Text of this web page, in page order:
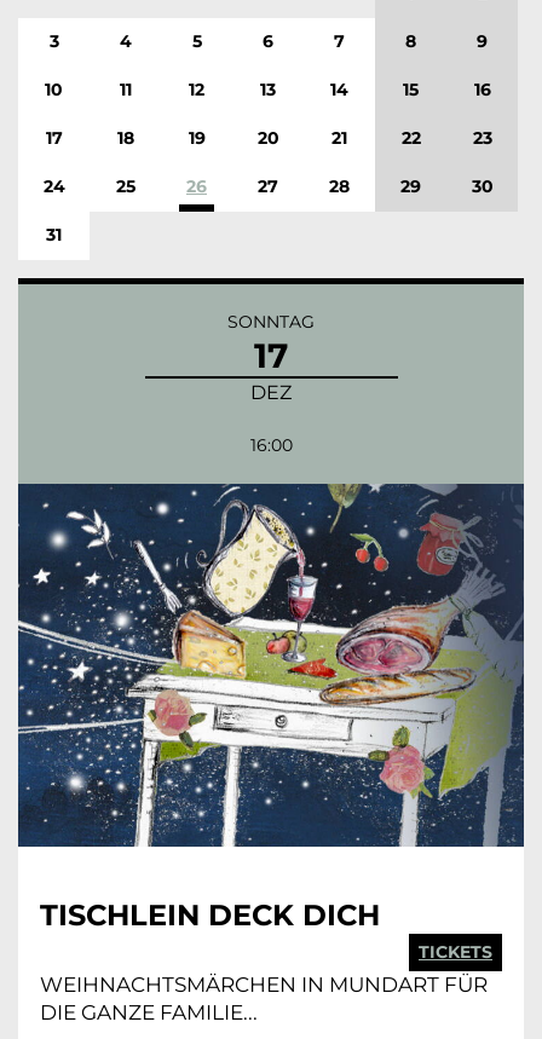
3 4 5 6 7 8 9
10 11 12 13 14 15 16
17 18 19 20 21 22 23
24 25 26 27 28 29 30
31
SONNTAG
17
DEZ
16:00
TISCHLEIN DECK DICH
TICKETS
WEIHNACHTSMÄRCHEN IN MUNDART FÜR
DIE GANZE FAMILIE...